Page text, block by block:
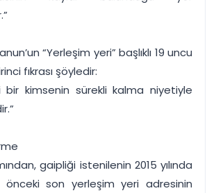
“Yerleşim yeri” başlıklı 19 uncu
fıkrası şöyledir:
bir kimsenin sürekli kalma niyetiyle
gaipliği istenilenin 2015 yılında
önceki son yerleşim yeri adresinin